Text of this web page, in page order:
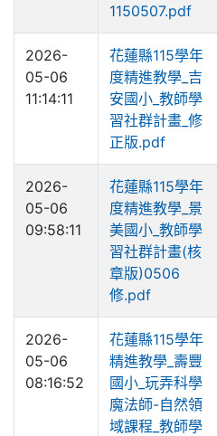
1150507.pdf
2026-
05-06
11:14:11
花蓮縣115學年
度精進教學_吉
安國小_教師學
習社群計畫_修
正版.pdf
2026-
05-06
09:58:11
花蓮縣115學年
度精進教學_景
美國小_教師學
習社群計畫(核
章版)0506
修.pdf
2026-
05-06
08:16:52
花蓮縣115學年
精進教學_壽豐
國小_玩弄科學
魔法師-自然領
域課程_教師學